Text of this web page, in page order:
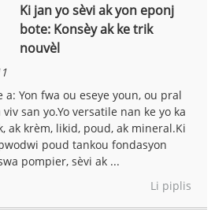
Ki jan yo sèvi ak yon eponj
bote: Konsèy ak ke trik
nouvèl
Yon fwa ou eseye youn, ou pral
san yo.Yo versatile nan ke yo ka
ak krèm, likid, poud, ak mineral.Ki
poud tankou fondasyon
pompier, sèvi ak ...
Li piplis